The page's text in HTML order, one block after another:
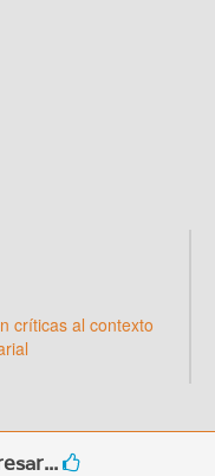
críticas al contexto